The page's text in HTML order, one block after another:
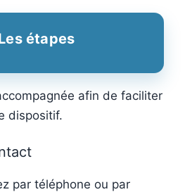
étapes
afin de faciliter
dispositif.
par téléphone ou par